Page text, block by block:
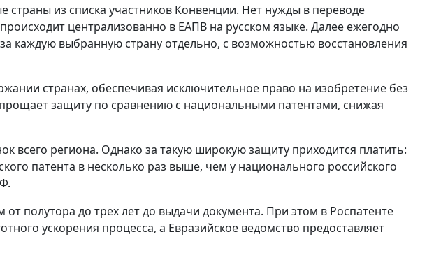
из списка участников Конвенции. Нет нужды в переводе
централизованно в ЕАПВ на русском языке. Далее ежегодно
каждую выбранную страну отдельно, с возможностью восстановления
странах, обеспечивая исключительное право на изобретение без
защиту по сравнению с национальными патентами, снижая
всего региона. Однако за такую широкую защиту приходится платить:
патента в несколько раз выше, чем у национального российского
полутора до трех лет до выдачи документа. При этом в Роспатенте
ускорения процесса, а Евразийское ведомство предоставляет